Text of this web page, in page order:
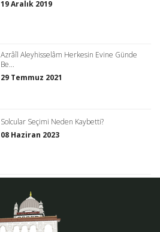
19 Aralık 2019
Azrâîl Aleyhisselâm Herkesin Evine Günde
Be...
29 Temmuz 2021
Solcular Seçimi Neden Kaybetti?
08 Haziran 2023